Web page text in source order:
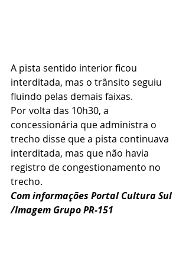
A pista sentido interior ficou
interditada, mas o trânsito seguiu
fluindo pelas demais faixas.
Por volta das 10h30, a
concessionária que administra o
trecho disse que a pista continuava
interditada, mas que não havia
registro de congestionamento no
trecho.
Com informações Portal Cultura Sul
/Imagem Grupo PR-151